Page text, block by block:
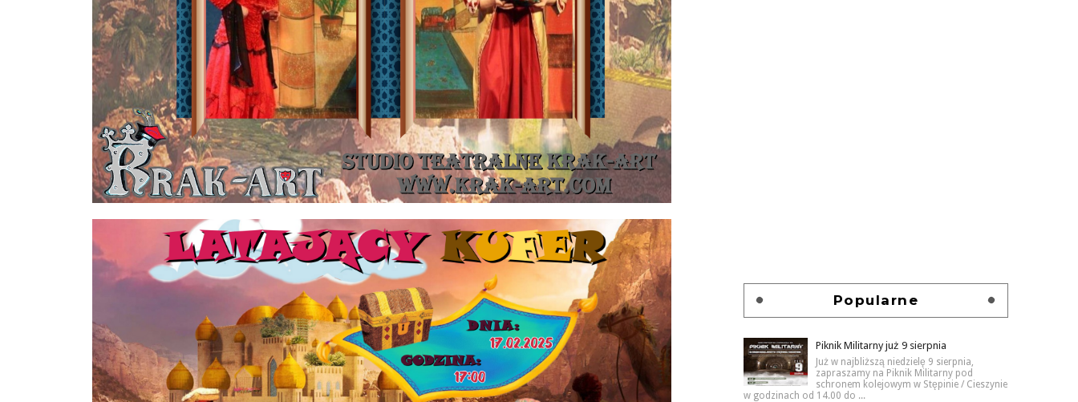
Popularne
Piknik Militarny już 9 sierpnia
Już w najbliższą niedzielę 9 sierpnia,
zapraszamy na Piknik Militarny pod
schronem kolejowym w Stępinie / Cieszynie
w godzinach od 14.00 do ...